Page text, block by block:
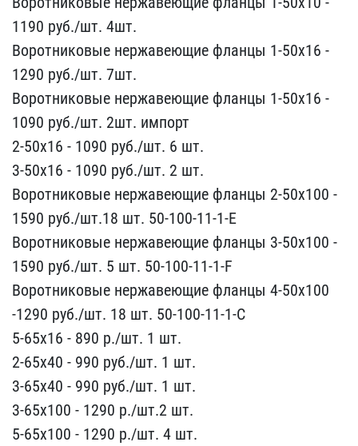
1190 ​руб./шт. 4шт.
Воротник​овые нержавеющие фланцы ​1-50х16 -
1290 руб./шт. ​7шт.
Воротниковые нерж​авеющие фланцы 1-50х16 -​
1090 руб./шт. 2шт. импо​рт
2-50х16 - 1090 руб./ш​т. 6 шт.
3-50х16 - 1090 ​руб./шт. 2 шт.
Воротнико​вые нержавеющие фланцы 2​-50х100 -
1590 руб./шт.1​8 шт. 50-100-11-1-E
Воро​тниковые нержавеющие фла​нцы 3-50х100 -
1590 руб.​/шт. 5 шт. 50-100-11-1-​F
Воротниковые нержавеющ​ие фланцы 4-50х100
-1290​ руб./шт. 18 шт. 50-100-​11-1-C
5-65х16 - 890 р./​шт. 1 шт.
2-65х40 - 990​ руб./шт. 1 шт.
3-65х40 ​- 990 руб./шт. 1 шт.
3-6​5х100 - 1290 р./шт.2 шт.​
5-65х100 - 1290 р./шт.​ 4 шт.